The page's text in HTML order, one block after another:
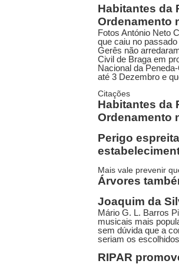
Habitantes da
Ordenamento
Fotos António Neto
que caiu no
Gerês não
Civil de Braga em
Nacional da
até 3 Dezembro e
Citações
Habitantes da
Ordenamento
Perigo
Mais vale prevenir
Árvores
Joaquim da
Mário G. L. Barros
musicais mais
sem dúvida que a
seriam os
RIPAR